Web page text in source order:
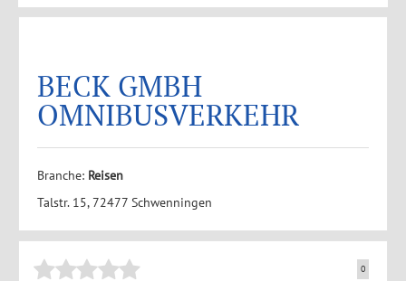
BECK GMBH
OMNIBUSVERKEHR
Branche: Reisen
Talstr. 15, 72477 Schwenningen
0